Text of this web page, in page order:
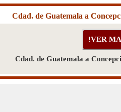
Cdad. de Guatemala a
Cdad. de Guatemala a